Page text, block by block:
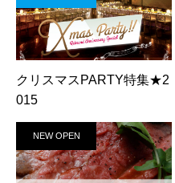
クリスマスPARTY特集★2
015
NEW OPEN